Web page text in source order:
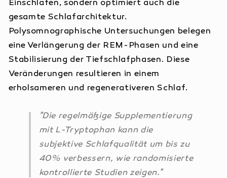
Einschlafen, sondern optimiert auch die
gesamte Schlafarchitektur.
Polysomnographische Untersuchungen belegen
eine Verlängerung der REM-Phasen und eine
Stabilisierung der Tiefschlafphasen. Diese
Veränderungen resultieren in einem
erholsameren und regenerativeren Schlaf.
"Die regelmäßige Supplementierung
mit L-Tryptophan kann die
subjektive Schlafqualität um bis zu
40% verbessern, wie randomisierte
kontrollierte Studien zeigen."